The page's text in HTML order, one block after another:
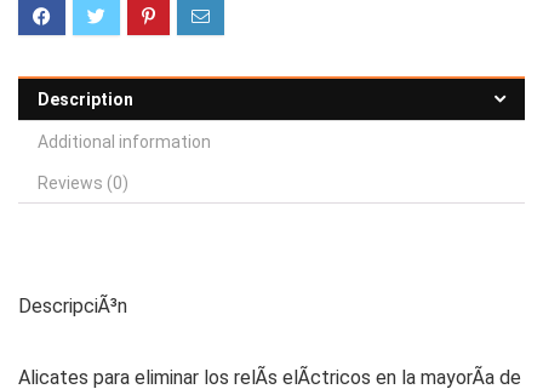
Description
Additional information
Reviews (0)
DescripciÃ³n
Alicates para eliminar los relÃs elÃctricos en la mayorÃ­a de